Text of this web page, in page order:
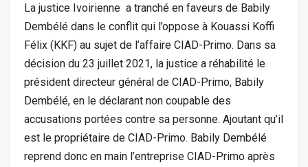
La justice Ivoirienne a tranché en faveurs de Babily
Dembélé dans le conflit qui l’oppose à Kouassi Koffi
Félix (KKF) au sujet de l’affaire CIAD-Primo. Dans sa
décision du 23 juillet 2021, la justice a réhabilité le
président directeur général de CIAD-Primo, Babily
Dembélé, en le déclarant non coupable des
accusations portées contre sa personne. Ajoutant qu’il
est le propriétaire de CIAD-Primo. Babily Dembélé
reprend donc en main l’entreprise CIAD-Primo après